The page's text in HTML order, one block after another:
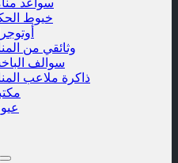
سواعد
خيوط
وثائقي من
سوالف
ذاكرة ملاعب